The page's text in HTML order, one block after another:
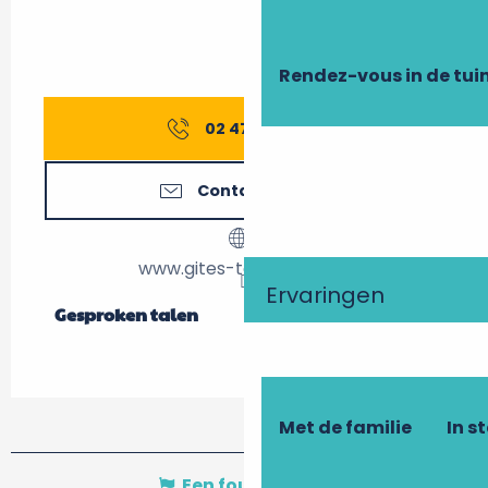
Rendez-vous in de
Ervaringen
Met de familie In
02 47 27 56▒▒
Contacteer ons
www.gites-touraine.com
Gesproken talen
Gesproken talen